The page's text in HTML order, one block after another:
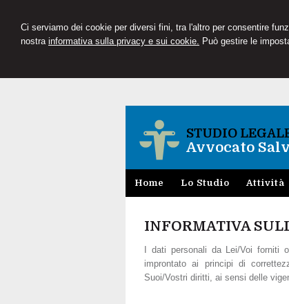
Ci serviamo dei cookie per diversi fini, tra l'altro per consentire
nostra informativa sulla privacy e sui cookie. Può gestire le
STUDIO
Avvocato
Home Lo Studio Attività
INFORMATIVA
I dati personali da Lei/Voi forniti
improntato ai principi di
Suoi/Vostri diritti, ai sensi delle